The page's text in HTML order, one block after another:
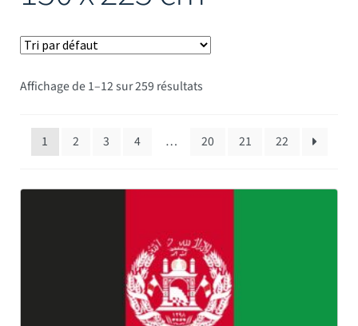
Affichage de 1–12 sur 259 résultats
1 2 3 4 … 20 21 22